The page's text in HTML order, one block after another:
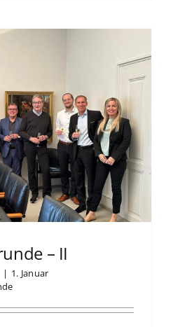
– II
| 1. Januar